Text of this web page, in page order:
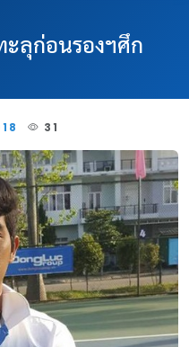
ลุก่อนรองฯศึก
31